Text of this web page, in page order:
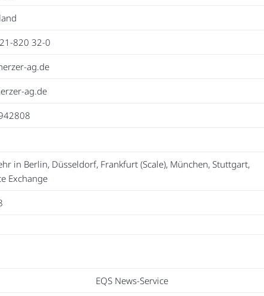
820 32-0
ag.de
ag.de
in Berlin, Düsseldorf, Frankfurt (Scale), München, Stuttgart,
Exchange
EQS News-Service